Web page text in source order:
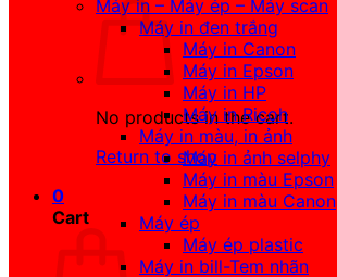
No products in the cart.
Return to shop
0
Cart
Máy in – Máy ép – Máy scan
Máy in đen trắng
Máy in Canon
Máy in Epson
Máy in HP
Máy in Ricoh
Máy in màu, in ảnh
Máy in ảnh selphy
Máy in màu Epson
Máy in màu Canon
Máy ép
Máy ép plastic
Máy in bill-Tem nhãn